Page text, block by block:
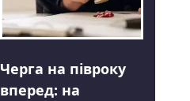
Черга на півроку
вперед: на